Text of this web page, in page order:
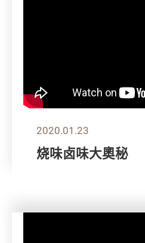
2020.01.23
烧味卤味大奧秘